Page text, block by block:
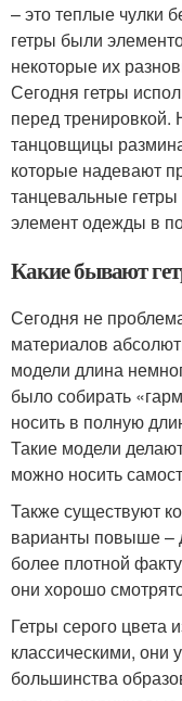
– это теплые чулки
гетры были
некоторые их
Сегодня гетры
перед тренировкой.
танцовщицы
которые надевают
танцевальные
элемент одежды в
Какие бывают
Сегодня не
материалов
модели длина
было собирать
носить в полную
Такие модели
можно носить
Также существуют
варианты повыше –
более плотной
они хорошо
Гетры серого цвета
классическими, они
большинства